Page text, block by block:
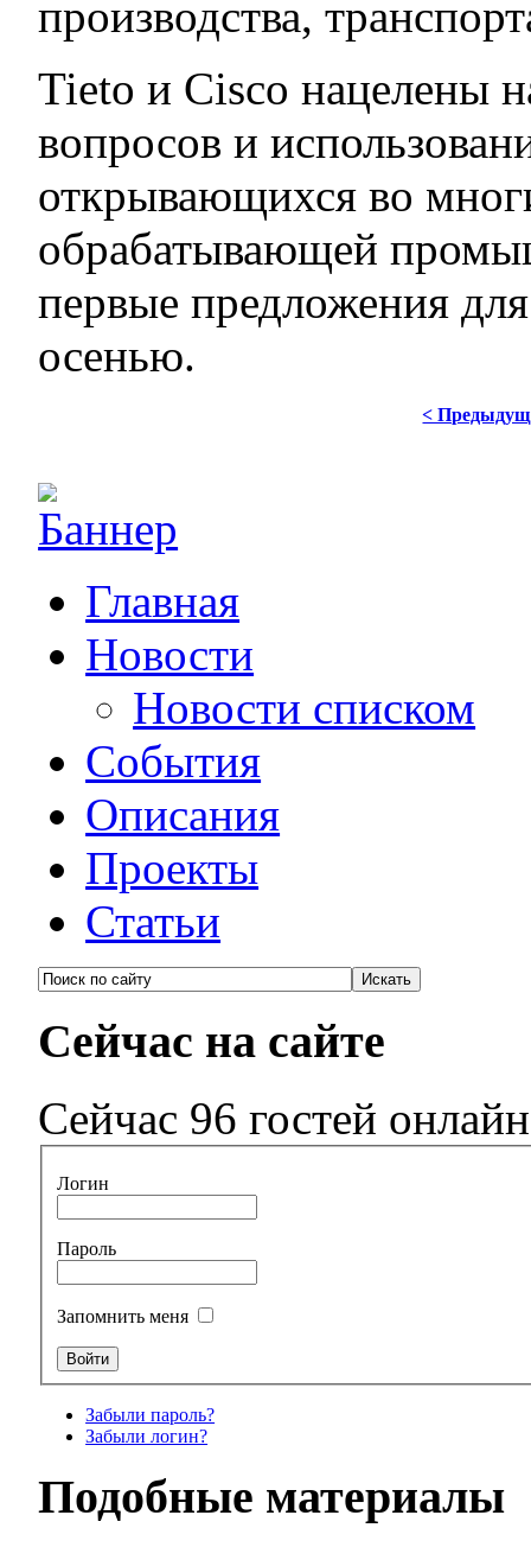
производства,
Tieto и Cisco нацелены
вопросов и
открывающихся во
обрабатывающей
первые предложения
осенью.
<
Главная
Новости
Новости списком
События
Описания
Проекты
Статьи
Сейчас на сайте
Сейчас 96 гостей онлайн
Логин
Пароль
Запомнить меня
Забыли пароль?
Забыли логин?
Подобные материалы